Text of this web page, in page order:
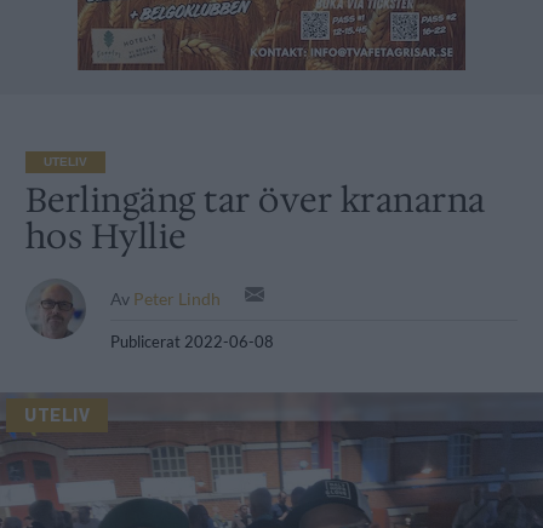
UTELIV
Berlingäng tar över kranarna
hos Hyllie
Av Peter Lindh
Publicerat 2022-06-08
UTELIV